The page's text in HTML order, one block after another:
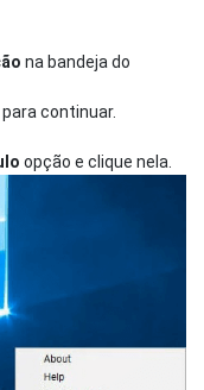
na bandeja do
continuar.
opção e clique nela.